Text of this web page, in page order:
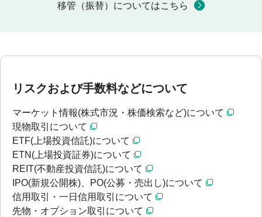
移管（振替）についてはこちら
リスクおよび手数料などについて
マーケット情報(株式市況・株価検索など)について
現物取引について
ETF(上場投資信託)について
ETN(上場投資証券)について
REIT(不動産投資信託)について
IPO(新規公開株)、PO(公募・売出し)について
信用取引・一日信用取引について
先物・オプション取引について